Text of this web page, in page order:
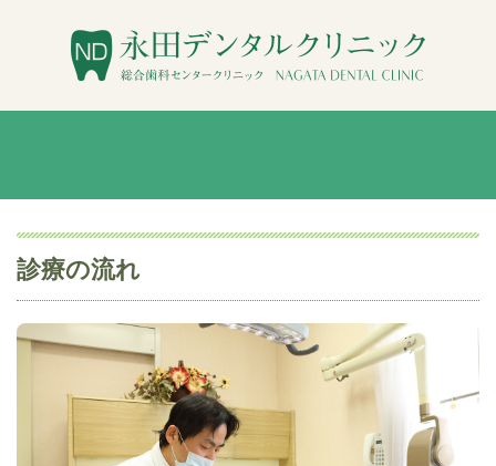
診療の流れ